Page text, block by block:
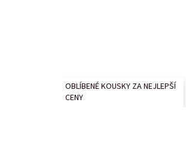
OBLÍBENÉ KOUSKY ZA NEJLEPŠÍ
CENY